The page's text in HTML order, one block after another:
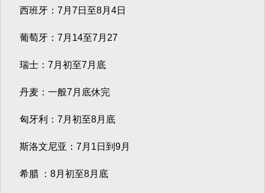
西班牙：7月7日至8月4日
葡萄牙：7月14至7月27
瑞士：7月初至7月底
丹麦：一般7月底休完
匈牙利：7月初至8月底
斯洛文尼亚：7月1日到9月
希腊 ：8月初至8月底